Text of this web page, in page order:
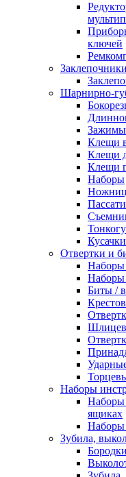
ключей
Шарнирно-
Клещи
Клещи
Клещи
Наборы
Отвертки и
Наборы
Наборы
Биты /
Наборы
Наборы
ящиках
Наборы
Зубила,